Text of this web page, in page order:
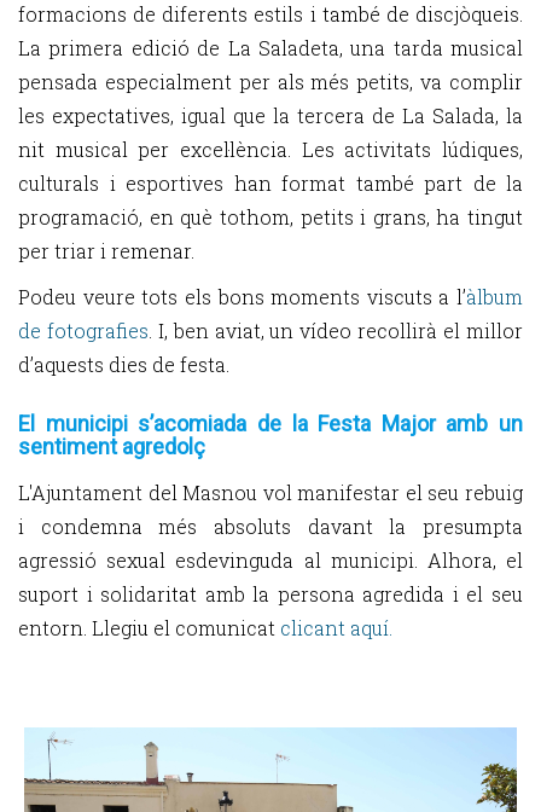
formacions de diferents estils i també de discjòqueis.
La primera edició de La Saladeta, una tarda musical
pensada especialment per als més petits, va complir
les expectatives, igual que la tercera de La Salada, la
nit musical per excel·lència. Les activitats lúdiques,
culturals i esportives han format també part de la
programació, en què tothom, petits i grans, ha tingut
per triar i remenar.
Podeu veure tots els bons moments viscuts a l’àlbum
de fotografies . I, ben aviat, un vídeo recollirà el millor
d’aquests dies de festa.
El municipi s’acomiada de la Festa Major amb un
sentiment agredolç
L'Ajuntament del Masnou vol manifestar el seu rebuig
i condemna més absoluts davant la presumpta
agressió sexual esdevinguda al municipi. Alhora, el
suport i solidaritat amb la persona agredida i el seu
entorn. Llegiu el comunicat clicant aquí.